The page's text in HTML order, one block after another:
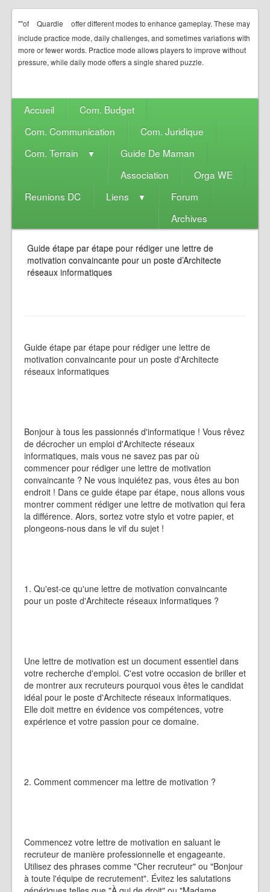
""of Quardle
offer different modes to enhance gameplay. These may
include practice mode, daily challenges, and sometimes variations with
more or fewer words. Practice mode allows players to improve without
pressure, while daily mode offers a single shared puzzle.
Accueil
Com. Budget
Com. Communication
Com. Juridique
Com. Terrain
▼
Guide De Maman
Association
Orga WE
Reunions DC
Liens ▼
Forum
Archives
Guide étape par étape pour rédiger une lettre de
motivation convaincante pour un poste d’Architecte
réseaux informatiques
Guide étape par étape pour rédiger une lettre de
motivation convaincante pour un poste d'Architecte
réseaux informatiques
Bonjour à tous les passionnés d'informatique ! Vous rêvez
de décrocher un emploi d'Architecte réseaux
informatiques, mais vous ne savez pas par où
commencer pour rédiger une lettre de motivation
convaincante ? Ne vous inquiétez pas, vous êtes au bon
endroit ! Dans ce guide étape par étape, nous allons vous
montrer comment rédiger une lettre de motivation qui fera
la différence. Alors, sortez votre stylo et votre papier, et
plongeons-nous dans le vif du sujet !
1. Qu'est-ce qu'une lettre de motivation convaincante
pour un poste d'Architecte réseaux informatiques ?
Une lettre de motivation est un document essentiel dans
votre recherche d'emploi. C'est votre occasion de briller et
de montrer aux recruteurs pourquoi vous êtes le candidat
idéal pour le poste d'Architecte réseaux informatiques.
Elle doit mettre en évidence vos compétences, votre
expérience et votre passion pour ce domaine.
2. Comment commencer ma lettre de motivation ?
Commencez votre lettre de motivation en saluant le
recruteur de manière professionnelle et engageante.
Utilisez des phrases comme "Cher recruteur" ou "Bonjour
à toute l'équipe de recrutement". Évitez les salutations